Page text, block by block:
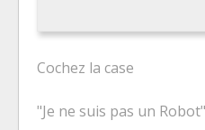
Cochez la case
"Je ne suis pas un Robot"